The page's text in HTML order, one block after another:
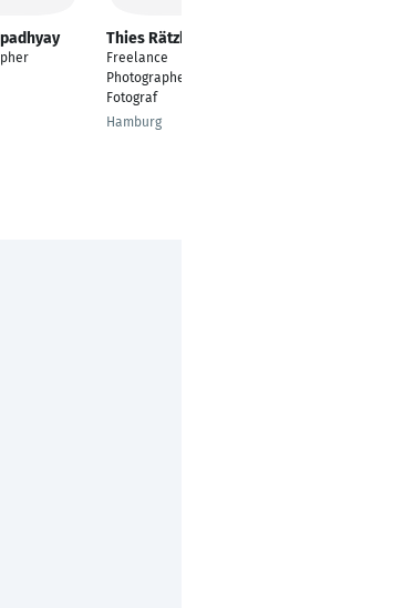
Thies Rätzke
Freelance
Photographer /
Fotograf
Hamburg